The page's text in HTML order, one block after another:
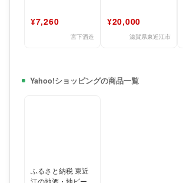
ッセー
¥7,260
宮下酒造
近江市
¥20,000
滋賀県東近江市
Yahoo!ショッピングの商品一覧
ふるさと納税 東近
江の地酒・地ビール